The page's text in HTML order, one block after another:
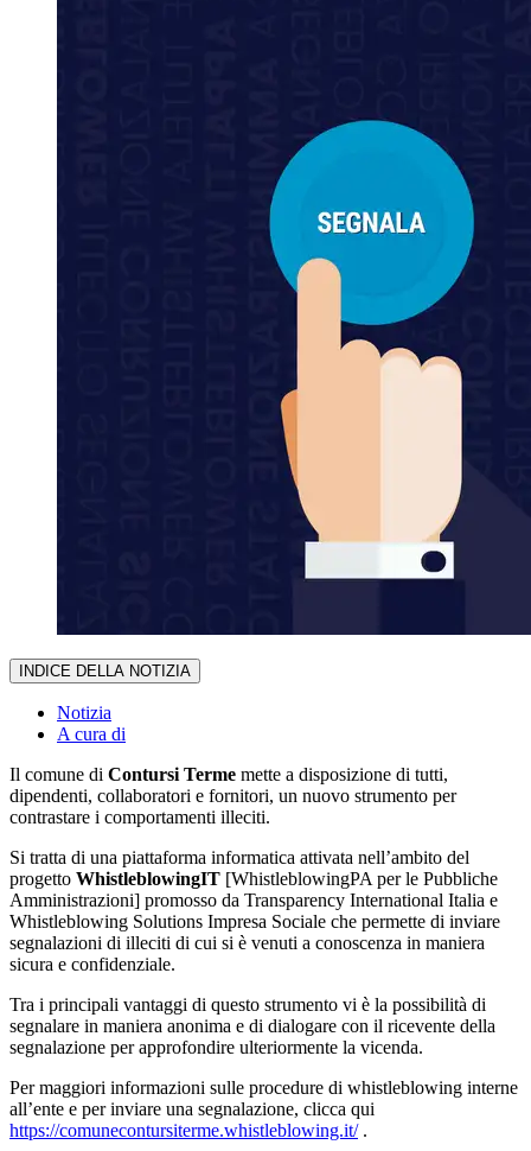
INDICE DELLA NOTIZIA
Notizia
A cura di
Il comune di Contursi Terme mette a disposizione di tutti,
dipendenti, collaboratori e fornitori, un nuovo strumento per
contrastare i comportamenti illeciti.
Si tratta di una piattaforma informatica attivata nell’ambito del
progetto WhistleblowingIT [WhistleblowingPA per le Pubbliche
Amministrazioni] promosso da Transparency International Italia e
Whistleblowing Solutions Impresa Sociale che permette di inviare
segnalazioni di illeciti di cui si è venuti a conoscenza in maniera
sicura e confidenziale.
Tra i principali vantaggi di questo strumento vi è la possibilità di
segnalare in maniera anonima e di dialogare con il ricevente della
segnalazione per approfondire ulteriormente la vicenda.
Per maggiori informazioni sulle procedure di whistleblowing interne
all’ente e per inviare una segnalazione, clicca qui
https://comunecontursiterme.whistleblowing.it/.